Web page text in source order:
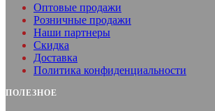
Оптовые продажи
Розничные продажи
Наши партнеры
Скидка
Доставка
Политика конфиденциальности
ПОЛЕЗНОЕ